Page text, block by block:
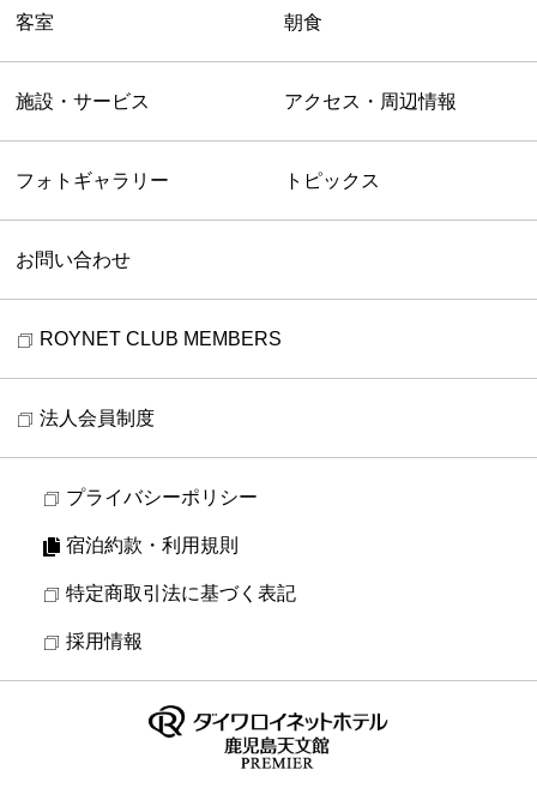
客室 朝食
施設・サービス アクセス・周辺情報
フォトギャラリー トピックス
お問い合わせ
ROYNET CLUB MEMBERS
法人会員制度
プライバシーポリシー
宿泊約款・利用規則
特定商取引法に基づく表記
採用情報